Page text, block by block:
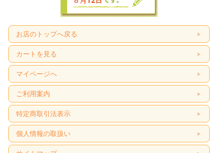
お店のトップへ戻る
カートを見る
マイページへ
ご利用案内
特定商取引法表示
個人情報の取扱い